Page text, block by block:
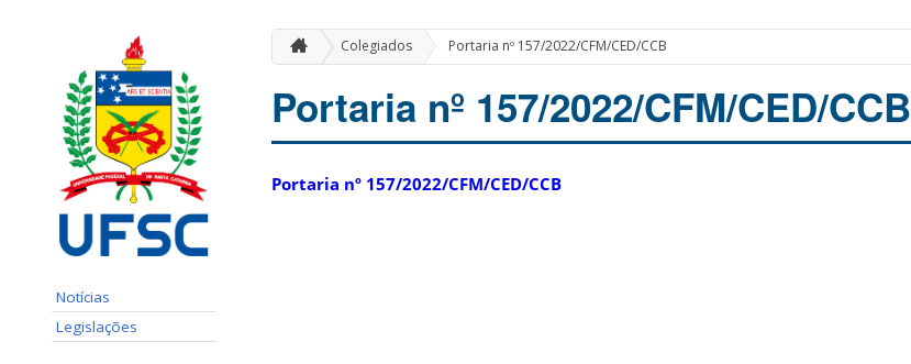
Notícias
Legislações
Colegiados Portaria nº 157/2022/CFM/CED/CCB
Portaria nº 157/2022/CFM/CED/CCB
Portaria nº 157/2022/CFM/CED/CCB